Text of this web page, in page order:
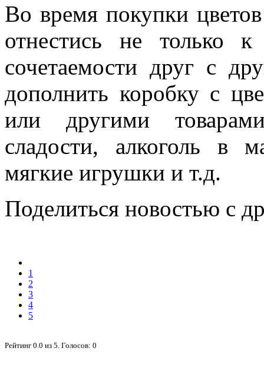
Во время покупки
отнестись не
сочетаемости друг с
дополнить коробку с
или другими
сладости, алкоголь в
мягкие игрушки и т.д.
Поделиться новостью с
1
2
3
4
5
Рейтинг 0.0 из 5 . Голосов: 0